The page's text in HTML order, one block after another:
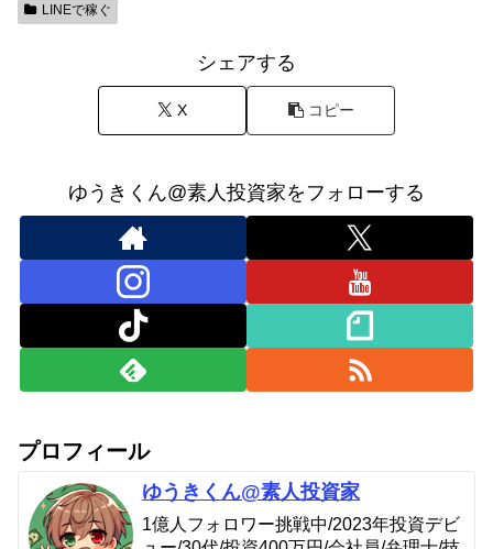
LINEで稼ぐ
シェアする
X コピー
ゆうきくん@素人投資家をフォローする
プロフィール
ゆうきくん@素人投資家
1億人フォロワー挑戦中/2023年投資デビ